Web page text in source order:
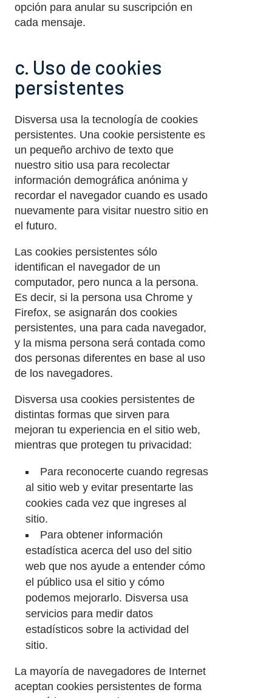
opción para anular su suscripción en
cada mensaje.
c. Uso de cookies
persistentes
Disversa usa la tecnología de cookies
persistentes. Una cookie persistente es
un pequeño archivo de texto que
nuestro sitio usa para recolectar
información demográfica anónima y
recordar el navegador cuando es usado
nuevamente para visitar nuestro sitio en
el futuro.
Las cookies persistentes sólo
identifican el navegador de un
computador, pero nunca a la persona.
Es decir, si la persona usa Chrome y
Firefox, se asignarán dos cookies
persistentes, una para cada navegador,
y la misma persona será contada como
dos personas diferentes en base al uso
de los navegadores.
Disversa usa cookies persistentes de
distintas formas que sirven para
mejoran tu experiencia en el sitio web,
mientras que protegen tu privacidad:
Para reconocerte cuando regresas
al sitio web y evitar presentarte las
cookies cada vez que ingreses al
sitio.
Para obtener información
estadística acerca del uso del sitio
web que nos ayude a entender cómo
el público usa el sitio y cómo
podemos mejorarlo. Disversa usa
servicios para medir datos
estadísticos sobre la actividad del
sitio.
La mayoría de navegadores de Internet
aceptan cookies persistentes de forma